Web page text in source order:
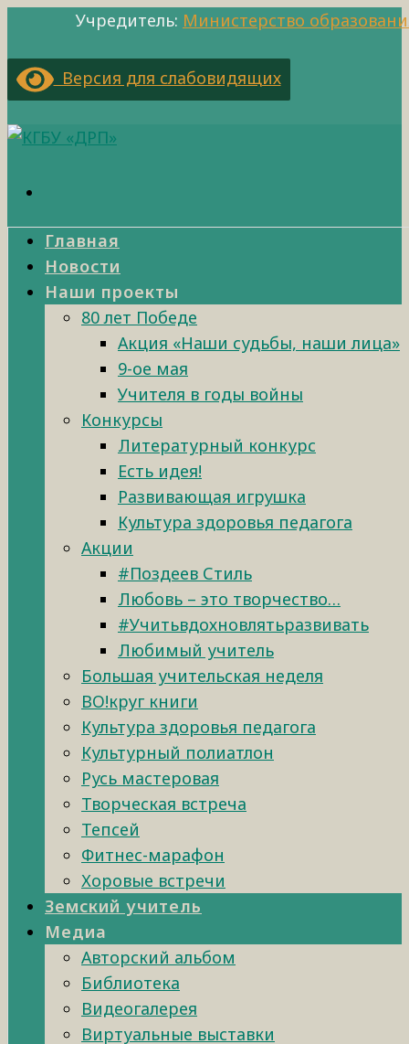
Учредитель: Министерство
Версия для слабовидящих
Главная
Новости
Наши проекты
80 лет Победе
Акция «Наши судьбы, наши лица»
9-ое мая
Учителя в годы войны
Конкурсы
Литературный конкурс
Есть идея!
Развивающая игрушка
Культура здоровья педагога
Акции
#Поздеев Стиль
Любовь – это творчество…
#Учитьвдохновлятьразвивать
Любимый учитель
Большая учительская неделя
ВО!круг книги
Культура здоровья педагога
Культурный полиатлон
Русь мастеровая
Творческая встреча
Тепсей
Фитнес-марафон
Хоровые встречи
Земский учитель
Медиа
Авторский альбом
Библиотека
Видеогалерея
Виртуальные выставки